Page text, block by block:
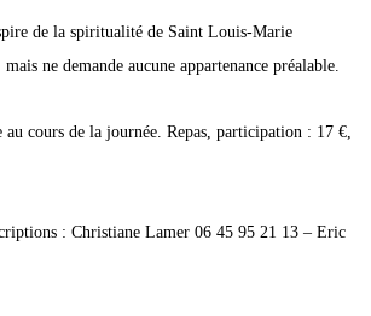
de la spiritualité de Saint Louis-Marie
ne demande aucune appartenance préalable.
au cours de la journée. Repas, participation : 17 €,
: Christiane Lamer 06 45 95 21 13 – Eric